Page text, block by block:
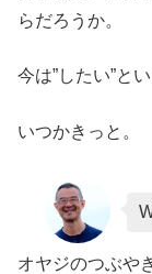
らだろうか。
今は”したい”と
いつかきっと。
オヤジのつぶや